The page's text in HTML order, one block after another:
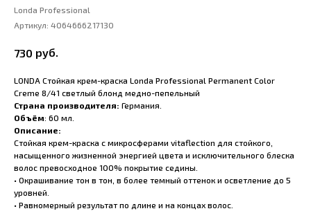
Londa Professional
Артикул: 4064666217130
730 руб.
LONDA Стойкая крем-краска Londa Professional Permanent Color
Creme 8/41 светлый блонд медно-пепельный
Страна производителя: Германия.
Объём: 60 мл.
Описание:
Стойкая крем-краска с микросферами vitaflection для стойкого,
насыщенного жизненной энергией цвета и исключительного блеска
волос превосходное 100% покрытие седины.
• Окрашивание тон в тон, в более темный оттенок и осветление до 5
уровней.
• Равномерный результат по длине и на концах волос.